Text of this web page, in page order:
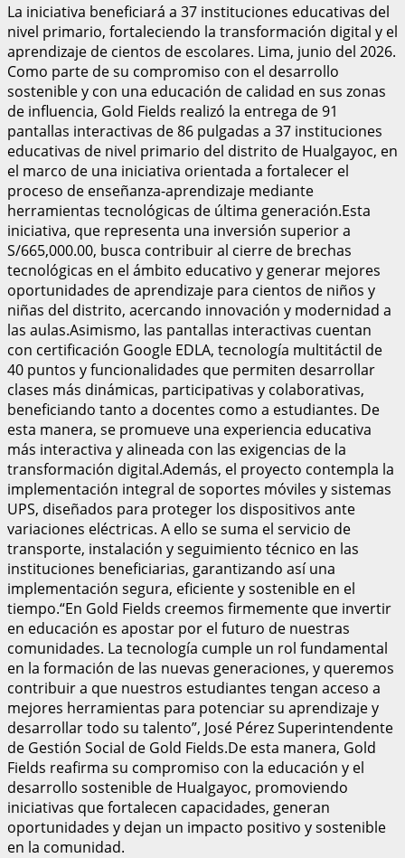
La iniciativa beneficiará a 37 instituciones educativas del
nivel primario, fortaleciendo la transformación digital y el
aprendizaje de cientos de escolares. Lima, junio del 2026.
Como parte de su compromiso con el desarrollo
sostenible y con una educación de calidad en sus zonas
de influencia, Gold Fields realizó la entrega de 91
pantallas interactivas de 86 pulgadas a 37 instituciones
educativas de nivel primario del distrito de Hualgayoc, en
el marco de una iniciativa orientada a fortalecer el
proceso de enseñanza-aprendizaje mediante
herramientas tecnológicas de última generación.Esta
iniciativa, que representa una inversión superior a
S/665,000.00, busca contribuir al cierre de brechas
tecnológicas en el ámbito educativo y generar mejores
oportunidades de aprendizaje para cientos de niños y
niñas del distrito, acercando innovación y modernidad a
las aulas.Asimismo, las pantallas interactivas cuentan
con certificación Google EDLA, tecnología multitáctil de
40 puntos y funcionalidades que permiten desarrollar
clases más dinámicas, participativas y colaborativas,
beneficiando tanto a docentes como a estudiantes. De
esta manera, se promueve una experiencia educativa
más interactiva y alineada con las exigencias de la
transformación digital.Además, el proyecto contempla la
implementación integral de soportes móviles y sistemas
UPS, diseñados para proteger los dispositivos ante
variaciones eléctricas. A ello se suma el servicio de
transporte, instalación y seguimiento técnico en las
instituciones beneficiarias, garantizando así una
implementación segura, eficiente y sostenible en el
tiempo.“En Gold Fields creemos firmemente que invertir
en educación es apostar por el futuro de nuestras
comunidades. La tecnología cumple un rol fundamental
en la formación de las nuevas generaciones, y queremos
contribuir a que nuestros estudiantes tengan acceso a
mejores herramientas para potenciar su aprendizaje y
desarrollar todo su talento”, José Pérez Superintendente
de Gestión Social de Gold Fields.De esta manera, Gold
Fields reafirma su compromiso con la educación y el
desarrollo sostenible de Hualgayoc, promoviendo
iniciativas que fortalecen capacidades, generan
oportunidades y dejan un impacto positivo y sostenible
en la comunidad.